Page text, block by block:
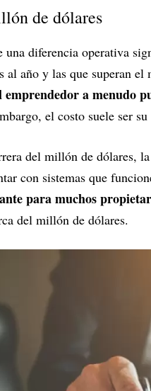
de dólares
una diferencia operativa
al año y las que superan el
a menudo
el costo suele ser
del millón de dólares,
con sistemas que
para muchos
del millón de dólares.